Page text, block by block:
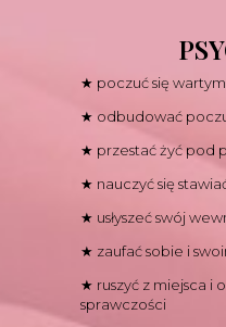
★ poczuć się
★ odbudować
★ przestać żyć pod
★ nauczyć się
★ usłyszeć swój
★ zaufać sobie i
★ ruszyć z miejsca i
sprawczości